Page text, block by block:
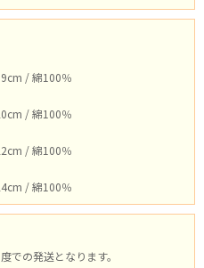
/ 綿100％
/ 綿100％
/ 綿100％
/ 綿100％
の発送となります。